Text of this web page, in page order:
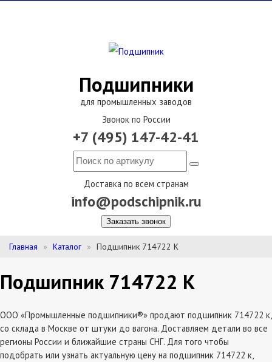
Подшипники
для промышленных заводов
Звонок по России
+7 (495) 147-42-41
Доставка по всем странам
info@podschipnik.ru
Заказать звонок
Главная Каталог Подшипник 714722 К
Подшипник 714722 К
ООО «Промышленные подшипники®» продают подшипник 714722 к,
со склада в Москве от штуки до вагона. Доставляем детали во все
регионы России и ближайшие страны СНГ. Для того чтобы
подобрать или узнать актуальную цену на подшипник 714722 к,